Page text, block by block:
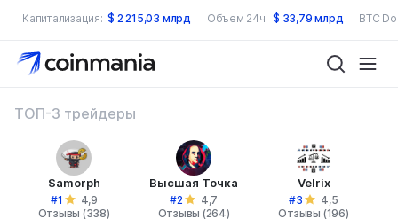
Капитализация: $ 2 215,03 млрд Объем 24ч: $ 33,79 млрд BTC
ТОП-3 трейдеры
Samorph
#1
4,9
Отзывы (338)
Высшая Точка
#2
4,7
Отзывы (264)
Velrix
#3
4,5
Отзывы (196)